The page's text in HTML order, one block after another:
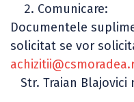
Comunicare:
Documentele
solicitat se vor
Str. Traian Blajovici